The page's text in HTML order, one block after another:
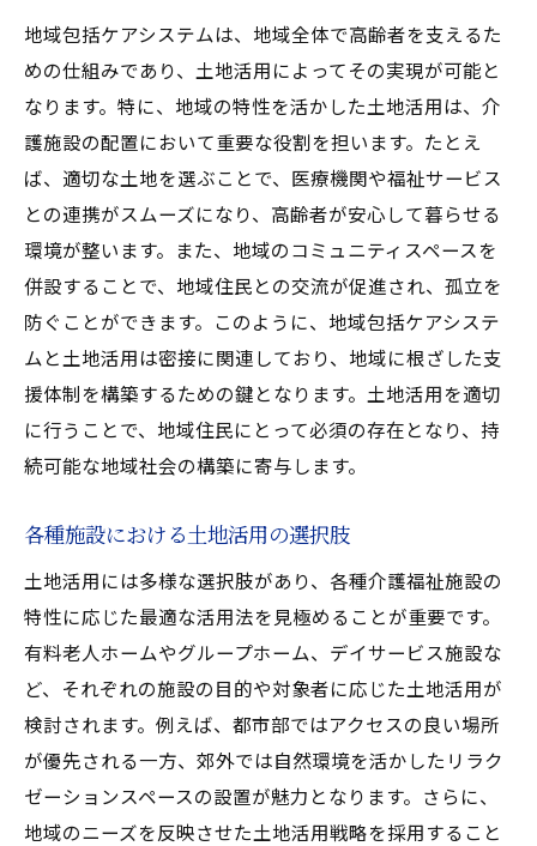
地域包括ケアシステムは、地域全体で高齢者を支えるた
めの仕組みであり、土地活用によってその実現が可能と
なります。特に、地域の特性を活かした土地活用は、介
護施設の配置において重要な役割を担います。たとえ
ば、適切な土地を選ぶことで、医療機関や福祉サービス
との連携がスムーズになり、高齢者が安心して暮らせる
環境が整います。また、地域のコミュニティスペースを
併設することで、地域住民との交流が促進され、孤立を
防ぐことができます。このように、地域包括ケアシステ
ムと土地活用は密接に関連しており、地域に根ざした支
援体制を構築するための鍵となります。土地活用を適切
に行うことで、地域住民にとって必須の存在となり、持
続可能な地域社会の構築に寄与します。
各種施設における土地活用の選択肢
土地活用には多様な選択肢があり、各種介護福祉施設の
特性に応じた最適な活用法を見極めることが重要です。
有料老人ホームやグループホーム、デイサービス施設な
ど、それぞれの施設の目的や対象者に応じた土地活用が
検討されます。例えば、都市部ではアクセスの良い場所
が優先される一方、郊外では自然環境を活かしたリラク
ゼーションスペースの設置が魅力となります。さらに、
地域のニーズを反映させた土地活用戦略を採用すること